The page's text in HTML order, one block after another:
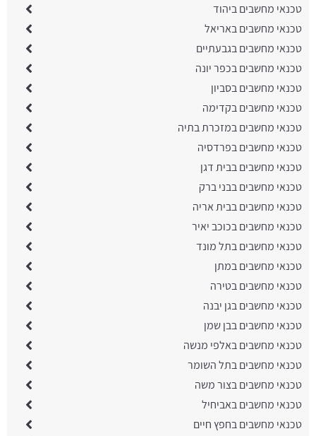
טכנאי מחשבים ביהוד
טכנאי מחשבים באריאל
טכנאי מחשבים בגבעתיים
טכנאי מחשבים בכפר יונה
טכנאי מחשבים בסביון
טכנאי מחשבים בקדימה
טכנאי מחשבים במזכרת בתיה
טכנאי מחשבים בפרדסיה
טכנאי מחשבים בבית דגן
טכנאי מחשבים בבני ברק
טכנאי מחשבים בבית אריה
טכנאי מחשבים בכוכב יאיר
טכנאי מחשבים בתל מונד
טכנאי מחשבים במתן
טכנאי מחשבים בטירה
טכנאי מחשבים בגן יבנה
טכנאי מחשבים בבן שמן
טכנאי מחשבים באלפי מנשה
טכנאי מחשבים בתל השומר
טכנאי מחשבים בצור משה
טכנאי מחשבים באביחיל
טכנאי מחשבים בחפץ חיים